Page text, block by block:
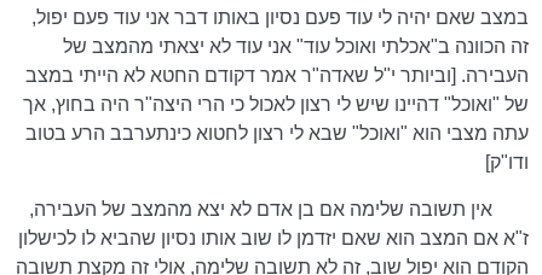
במצב שאם יהיה לי עוד פעם נסיון באותו דבר אני עוד פעם יפול,
זה הכוונה ב"אכלתי ואוכל עוד" אני עוד לא יצאתי מהמצב של
העבירה. [וביותר י"ל שאדה"ר אמר דקודם החטא לא הייתי במצב
של "ואוכל" דהיינו שיש לי רצון לאכול כי הרי היצה"ר היה בחוץ, אך
עתה מצבי הוא "ואוכל" שבא לי רצון לחטוא כינתערבב הרע בטוב
ודו"ק]
אין תשובה שלימה אם בן אדם לא יצא מהמצב של העבירה,
ז"א אם המצב הוא שאם יזדמן לו שוב אותו נסיון שהביא לו לכישלון
הקודם הוא יפול שוב, זה לא תשובה שלימה, אולי זה מקצת תשובה